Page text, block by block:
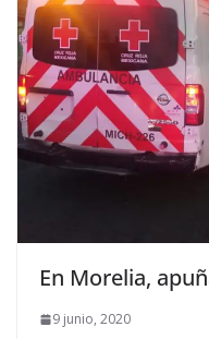
En Morelia,
9 junio, 2020